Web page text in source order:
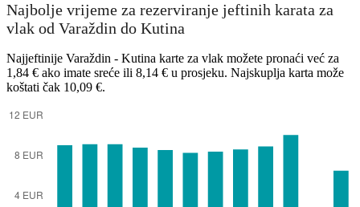
Najbolje vrijeme za rezerviranje jeftinih karata za
vlak od Varaždin do Kutina
Najjeftinije Varaždin - Kutina karte za vlak možete pronaći već za
1,84 € ako imate sreće ili 8,14 € u prosjeku. Najskuplja karta može
koštati čak 10,09 €.